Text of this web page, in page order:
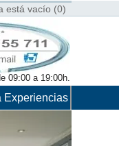
está vacío (0)
09:00 a 19:00h.
Experiencias